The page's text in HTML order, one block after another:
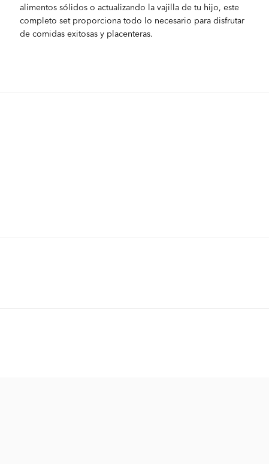
alimentos sólidos o actualizando la vajilla de tu hijo, este
completo set proporciona todo lo necesario para disfrutar
de comidas exitosas y placenteras.